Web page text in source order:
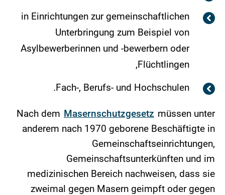
in Einrichtungen zur gemeinschaftlichen
Unterbringung zum Beispiel von
Asylbewerberinnen und -bewerbern oder
Flüchtlingen,
Fach-, Berufs- und Hochschulen.
Nach dem Masernschutzgesetz müssen unter
anderem nach 1970 geborene Beschäftigte in
Gemeinschaftseinrichtungen,
Gemeinschaftsunterkünften und im
medizinischen Bereich nachweisen, dass sie
zweimal gegen Masern geimpft oder gegen